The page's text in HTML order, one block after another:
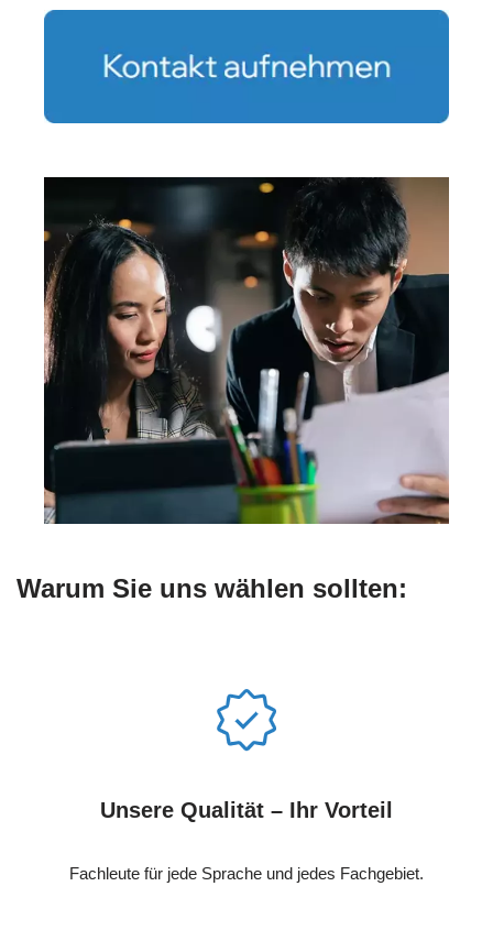
Warum Sie uns wählen sollten:
Unsere Qualität – Ihr Vorteil
Fachleute für jede Sprache und jedes Fachgebiet.